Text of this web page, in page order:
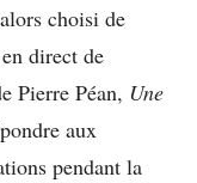
choisi de
direct de
Pierre Péan, Une
aux
pendant la